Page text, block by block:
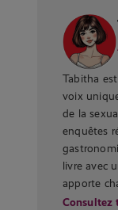
Tabitha
voix
de la
enquêtes
livre avec
apporte
Consultez